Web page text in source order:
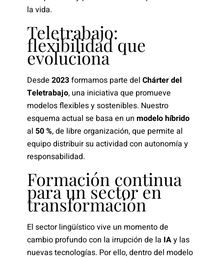
la vida.
Teletrabajo:
flexibilidad que
evoluciona
Desde 2023formamos parte del Chárter del
Teletrabajo, una iniciativa que promueve
modelos flexibles y sostenibles. Nuestro
esquema actual se basa en un modelo híbrido
al 50 %, de libre organización, que permite al
equipo distribuir su actividad con autonomía y
responsabilidad.
Formación continua
para un sector en
transformación
El sector lingüístico vive un momento de
cambio profundo con la irrupción de la IAy las
nuevas tecnologías. Por ello, dentro del modelo